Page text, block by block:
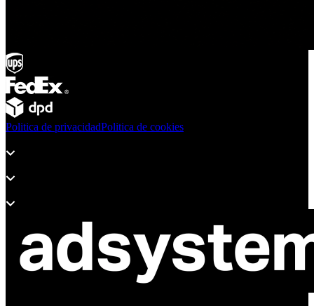
Politica de privacidadPolitica de cookies